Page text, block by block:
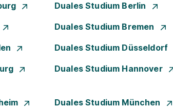
Duales Studium Berlin
Duales Studium Bremen
Duales Studium Düsseldorf
Duales Studium Hannover
Duales Studium München